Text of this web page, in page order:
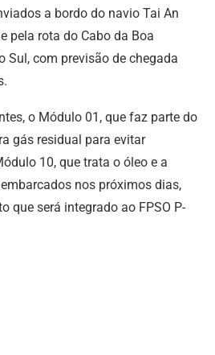
a bordo do navio Tai An
pela rota do Cabo da Boa
Sul, com previsão de chegada
o Módulo 01, que faz parte do
gás residual para evitar
10, que trata o óleo e a
nos próximos dias,
que será integrado ao FPSO P-